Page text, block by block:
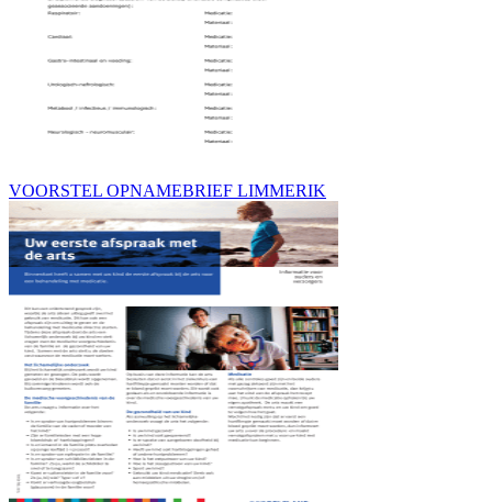
VOORSTEL OPNAMEBRIEF LIMMERIK